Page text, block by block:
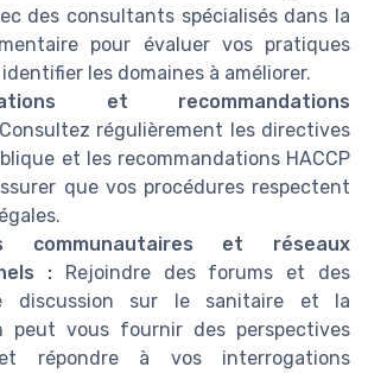
des consultants spécialisés dans la
pour évaluer vos pratiques
les domaines à améliorer.
et recommandations
Consultez régulièrement les directives
et les recommandations HACCP
que vos procédures respectent
communautaires et réseaux
: Rejoindre des forums et des
discussion sur le sanitaire et la
peut vous fournir des perspectives
répondre à vos interrogations